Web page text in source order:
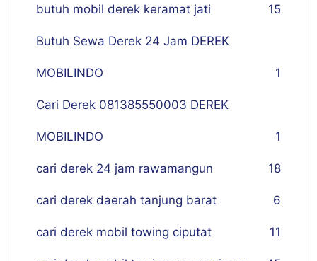
butuh mobil derek keramat jati 15
Butuh Sewa Derek 24 Jam DEREK
MOBILINDO 1
Cari Derek 081385550003 DEREK
MOBILINDO 1
cari derek 24 jam rawamangun 18
cari derek daerah tanjung barat 6
cari derek mobil towing ciputat 11